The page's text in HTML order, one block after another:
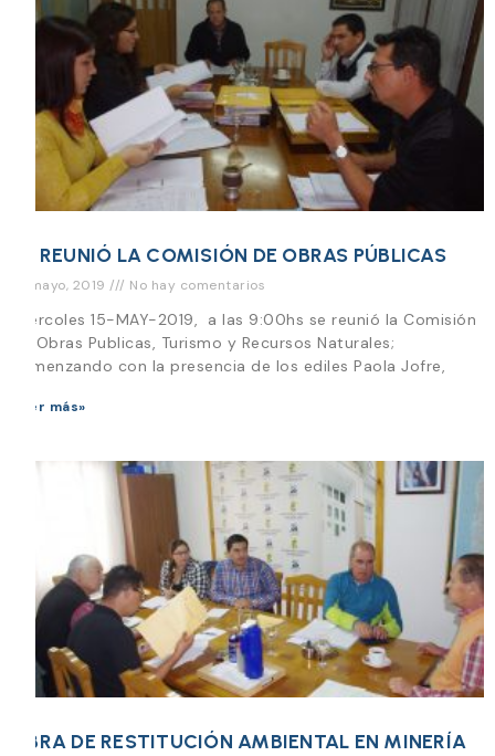
SE REUNIÓ LA COMISIÓN DE OBRAS PÚBLICAS
15 mayo, 2019 No hay comentarios
Miercoles 15-MAY-2019, a las 9:00hs se reunió la Comisión
de Obras Publicas, Turismo y Recursos Naturales;
comenzando con la presencia de los ediles Paola Jofre,
Leer más»
OBRA DE RESTITUCIÓN AMBIENTAL EN MINERÍA